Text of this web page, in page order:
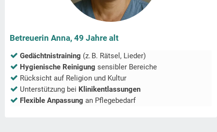
Betreuerin Anna, 49 Jahre alt
Gedächtnistraining (z. B. Rätsel, Lieder)
Hygienische Reinigung sensibler Bereiche
Rücksicht auf Religion und Kultur
Unterstützung bei Klinikentlassungen
Flexible Anpassung an Pflegebedarf